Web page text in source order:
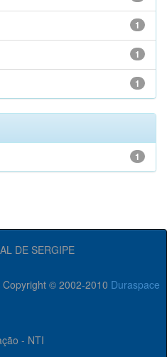
1
1
1
1
DE SERGIPE
Copyright © 2002-2010 Duraspace
- NTI